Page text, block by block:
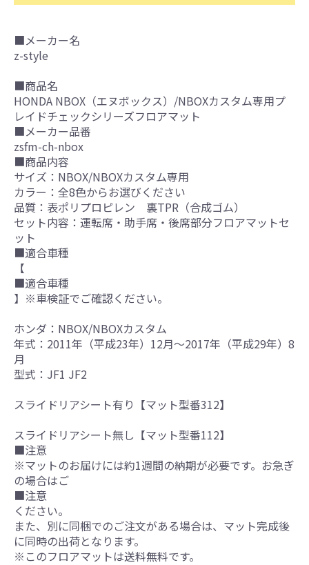
■メーカー名
z-style
■商品名
HONDA NBOX（エヌボックス）/NBOXカスタム専用プ
レイドチェックシリーズフロアマット
■メーカー品番
zsfm-ch-nbox
■商品内容
サイズ：NBOX/NBOXカスタム専用
カラー：全8色からお選びください
品質：表ポリプロピレン 裏TPR（合成ゴム）
セット内容：運転席・助手席・後席部分フロアマットセ
ット
■適合車種
【
■適合車種
】※車検証でご確認ください。
ホンダ：NBOX/NBOXカスタム
年式：2011年（平成23年）12月～2017年（平成29年）8
月
型式：JF1 JF2
スライドリアシート有り【マット型番312】
スライドリアシート無し【マット型番112】
■注意
※マットのお届けには約1週間の納期が必要です。お急ぎ
の場合はご
■注意
ください。
また、別に同梱でのご注文がある場合は、マット完成後
に同時の出荷となります。
※このフロアマットは送料無料です。